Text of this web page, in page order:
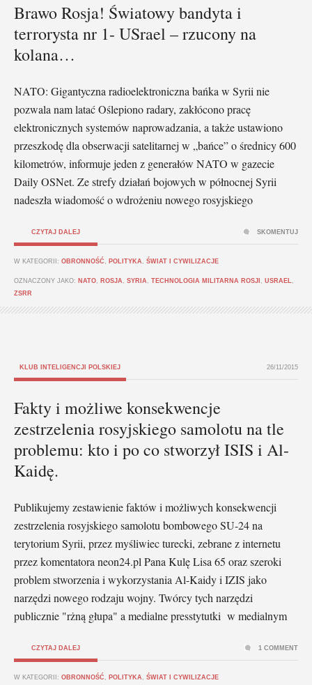
Brawo Rosja! Światowy bandyta i
terrorysta nr 1- USrael – rzucony na
kolana…
NATO: Gigantyczna radioelektroniczna bańka w Syrii nie
pozwala nam latać Oślepiono radary, zakłócono pracę
elektronicznych systemów naprowadzania, a także ustawiono
przeszkodę dla obserwacji satelitarnej w „bańce” o średnicy 600
kilometrów, informuje jeden z generałów NATO w gazecie
Daily OSNet. Ze strefy działań bojowych w północnej Syrii
nadeszła wiadomość o wdrożeniu nowego rosyjskiego
CZYTAJ DALEJ
W KATEGORII: OBRONNOŚĆ POLITYKA ŚWIAT I CYWILIZACJE
OZNACZONY JAKO: NATO ROSJA SYRIA TECHNOLOGIA MILITARNA ROSJI USRAEL
ZSRR
SKOMENTUJ
KLUB INTELIGENCJI POLSKIEJ 26/11/2015
Fakty i możliwe konsekwencje
zestrzelenia rosyjskiego samolotu na tle
problemu: kto i po co stworzył ISIS i Al-
Kaidę.
Publikujemy zestawienie faktów i możliwych konsekwencji
zestrzelenia rosyjskiego samolotu bombowego SU-24 na
terytorium Syrii, przez myśliwiec turecki, zebrane z internetu
przez komentatora neon24.pl Pana Kulę Lisa 65 oraz szeroki
problem stworzenia i wykorzystania Al-Kaidy i IZIS jako
narzędzi nowego rodzaju wojny. Twórcy tych narzędzi
publicznie "rżną głupa" a medialne presstytutki w medialnym
CZYTAJ DALEJ
W KATEGORII: OBRONNOŚĆ POLITYKA ŚWIAT I CYWILIZACJE
1 COMMENT